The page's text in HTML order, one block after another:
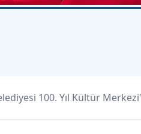
100. Yıl Kültür